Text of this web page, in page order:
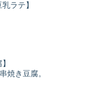
ラテ】
焼き豆腐。